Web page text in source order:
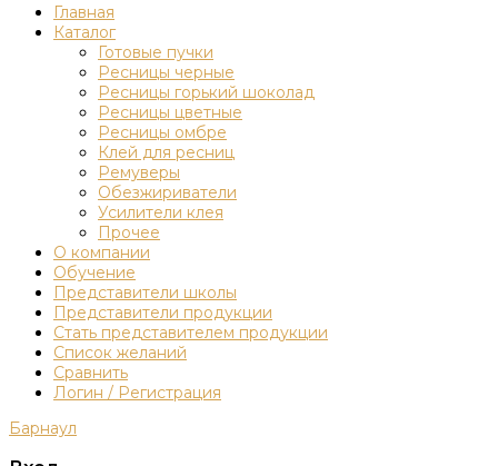
Главная
Каталог
Готовые пучки
Ресницы черные
Ресницы горький шоколад
Ресницы цветные
Ресницы омбре
Клей для ресниц
Ремуверы
Обезжириватели
Усилители клея
Прочее
О компании
Обучение
Представители школы
Представители продукции
Стать представителем продукции
Список желаний
Сравнить
Логин / Регистрация
Барнаул